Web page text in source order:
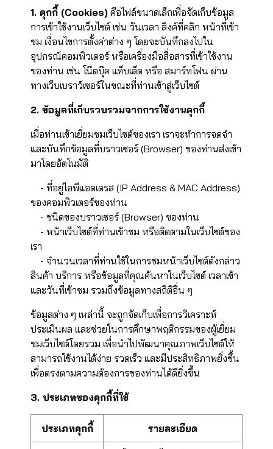
1. คุกกี้ (Cookies) คือไฟล์ขนาดเล็กเพื่อจัดเก็บข้อมูล
การเข้าใช้งานเว็บไซต์ เช่น วันเวลา ลิงค์ที่คลิก หน้าที่เข้า
ชม เงื่อนไขการตั้งค่าต่าง ๆ โดยจะบันทึกลงไปใน
อุปกรณ์คอมพิวเตอร์ หรือเครื่องมือสื่อสารที่เข้าใช้งาน
ของท่าน เช่น โน๊ตบุ๊ค แท็บเล็ต หรือ สมาร์ทโฟน ผ่าน
ทางเว็บเบราว์เซอร์ในขณะที่ท่านเข้าสู่เว็บไซต์
2. ข้อมูลที่เก็บรวบรวมจากการใช้งานคุกกี้
เมื่อท่านเข้าเยี่ยมชมเว็บไซต์ของเรา เราจะทำการจดจำ
และบันทึกข้อมูลที่บราวเซอร์ (Browser) ของท่านส่งเข้า
มาโดยอัตโนมัติ
- ที่อยู่ไอพีแอดเดรส (IP Address & MAC Address)
ของคอมพิวเตอร์ของท่าน
- ชนิดของบราวเซอร์ (Browser) ของท่าน
- หน้าเว็บไซต์ที่ท่านเข้าชม หรือติดตามในเว็บไซต์ของ
เรา
- จำนวนเวลาที่ท่านใช้ในการชมหน้าเว็บไซต์ดังกล่าว
สินค้า บริการ หรือข้อมูลที่คุณค้นหาในเว็บไซต์ เวลาเข้า
และวันที่เข้าชม รวมถึงข้อมูลทางสถิติอื่น ๆ
ข้อมูลต่าง ๆ เหล่านี้ จะถูกจัดเก็บเพื่อการวิเคราะห์
ประเมินผล และช่วยในการศึกษาพฤติกรรมของผู้เยี่ยม
ชมเว็บไซต์โดยรวม เพื่อนำไปพัฒนาคุณภาพเว็บไซต์ให้
สามารถใช้งานได้ง่าย รวดเร็ว และมีประสิทธิภาพยิ่งขึ้น
เพื่อตรงตามความต้องการของท่านได้ดียิ่งขึ้น
3. ประเภทของคุกกี้ที่ใช้
ประเภทคุกกี้ รายละเอียด